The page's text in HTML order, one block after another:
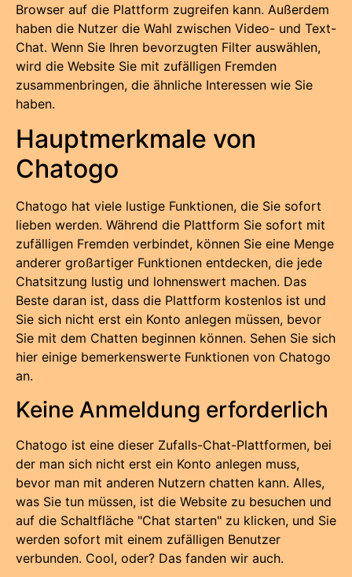
Browser auf die Plattform zugreifen kann. Außerdem
haben die Nutzer die Wahl zwischen Video- und Text-
Chat. Wenn Sie Ihren bevorzugten Filter auswählen,
wird die Website Sie mit zufälligen Fremden
zusammenbringen, die ähnliche Interessen wie Sie
haben.
Hauptmerkmale von
Chatogo
Chatogo hat viele lustige Funktionen, die Sie sofort
lieben werden. Während die Plattform Sie sofort mit
zufälligen Fremden verbindet, können Sie eine Menge
anderer großartiger Funktionen entdecken, die jede
Chatsitzung lustig und lohnenswert machen. Das
Beste daran ist, dass die Plattform kostenlos ist und
Sie sich nicht erst ein Konto anlegen müssen, bevor
Sie mit dem Chatten beginnen können. Sehen Sie sich
hier einige bemerkenswerte Funktionen von Chatogo
an.
Keine Anmeldung erforderlich
Chatogo ist eine dieser Zufalls-Chat-Plattformen, bei
der man sich nicht erst ein Konto anlegen muss,
bevor man mit anderen Nutzern chatten kann. Alles,
was Sie tun müssen, ist die Website zu besuchen und
auf die Schaltfläche "Chat starten" zu klicken, und Sie
werden sofort mit einem zufälligen Benutzer
verbunden. Cool, oder? Das fanden wir auch.